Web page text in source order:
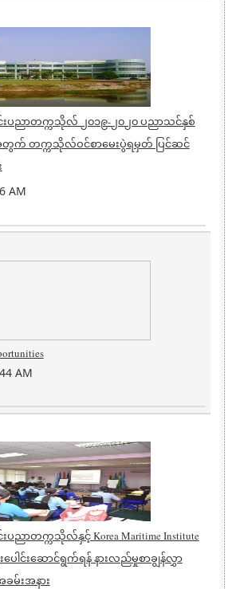
င်းပညာတက္ကသိုလ် ၂၀၁၉-၂၀၂၀ ပညာသင်နှစ်
က် တက္ကသိုလ်ဝင်စာမေးပွဲရမှတ် ပြင်ဆင်
AM
AM
းပညာတက္ကသိုလ်နှင့် Korea Maritime Institute
ပေါင်းဆောင်ရွက်ရန် နားလည်မှုစာချွန်လွှာ
မ်းအနား